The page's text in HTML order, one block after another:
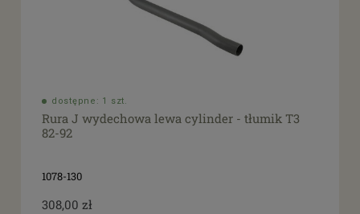
dostępne: 1 szt.
Rura J wydechowa lewa cylinder - tłumik T3
82-92
1078-130
308,00 zł